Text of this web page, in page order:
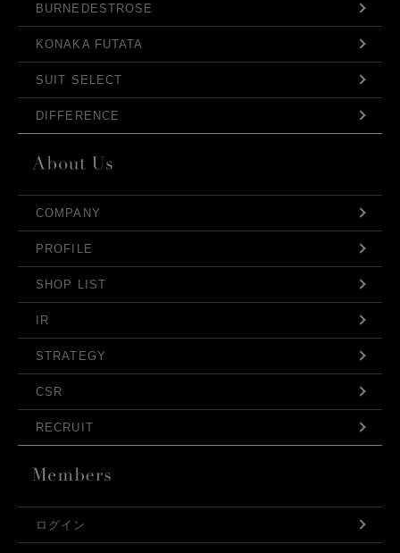
BURNEDESTROSE
KONAKA FUTATA
SUIT SELECT
DIFFERENCE
COMPANY
PROFILE
SHOP LIST
IR
STRATEGY
CSR
RECRUIT
ログイン